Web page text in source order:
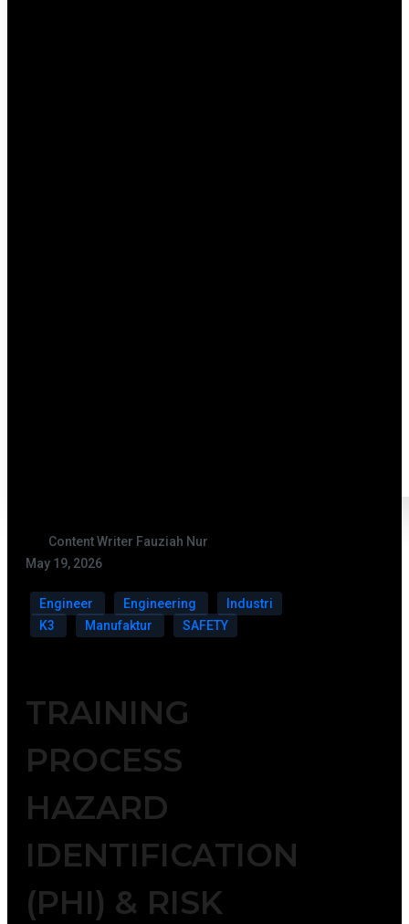
Content Writer Fauziah Nur
May 19, 2026
Engineer Engineering
Industri
K3
Manufaktur SAFETY
TRAINING
PROCESS
HAZARD
IDENTIFICATION
(PHI) & RISK